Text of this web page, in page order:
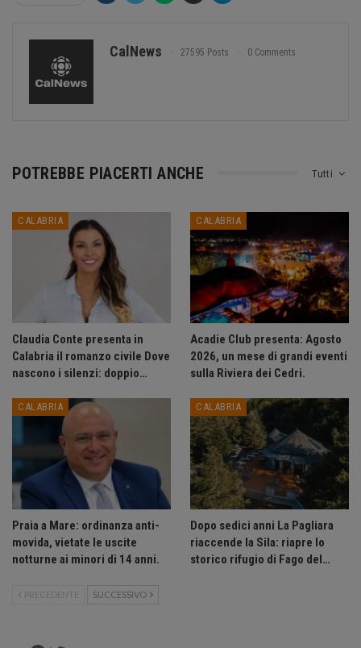
CalNews 27595 Posts 0 Comments
Tutti
POTREBBE PIACERTI ANCHE
CALABRIA
Claudia Conte presenta in
Calabria il romanzo civile Dove
nascono i silenzi: doppio…
CALABRIA
Acadie Club presenta: Agosto
2026, un mese di grandi eventi
sulla Riviera dei Cedri.
CALABRIA
Praia a Mare: ordinanza anti-
movida, vietate le uscite
notturne ai minori di 14 anni.
CALABRIA
Dopo sedici anni La Pagliara
riaccende la Sila: riapre lo
storico rifugio di Fago del…
PRECEDENTE SUCCESSIVO